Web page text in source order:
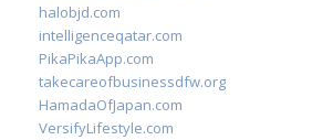
halobjd.com
intelligenceqatar.com
PikaPikaApp.com
takecareofbusinessdfw.org
HamadaOfJapan.com
VersifyLifestyle.com